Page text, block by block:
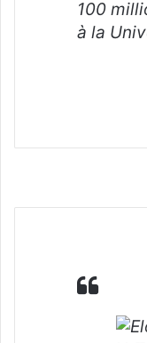
100
à la